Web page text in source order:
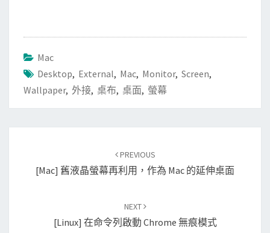
Mac
Desktop, External, Mac, Monitor, Screen,
Wallpaper, 外接, 桌布, 桌面, 螢幕
navigation
PREVIOUS
[Mac] 舊液晶螢幕再利用，作為 Mac 的延伸桌面
NEXT
[Linux] 在命令列啟動 Chrome 無痕模式